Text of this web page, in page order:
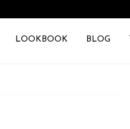
LOOKBOOK BLOG